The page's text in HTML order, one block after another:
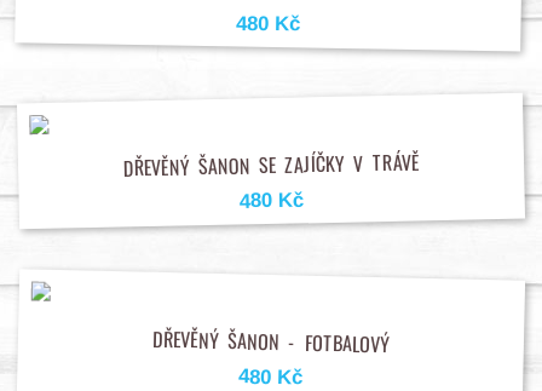
480 Kč
DŘEVĚNÝ ŠANON SE ZAJÍČKY V TRÁVĚ
480 Kč
DŘEVĚNÝ ŠANON - FOTBALOVÝ
480 Kč